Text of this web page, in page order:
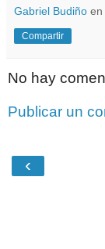
Gabriel Budiño en
Compartir
No hay
Publicar un
‹